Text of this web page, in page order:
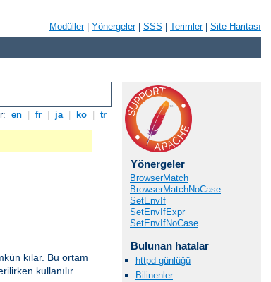
Modüller| Yönergeler| SSS Terimler| Site Haritası
en fr ja ko tr
kılar. Bu ortam
kullanılır.
Yönergeler
BrowserMatch
BrowserMatchNoCase
SetEnvIf
SetEnvIfExpr
SetEnvIfNoCase
Bulunan hatalar
httpd günlüğü
Bilinenler